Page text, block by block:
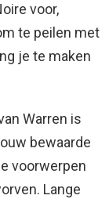
voor,
te peilen met
je te maken
Warren is
bewaarde
voorwerpen
Lange